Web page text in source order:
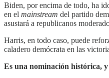
Biden, por encima de todo, ha
en el mainstream del partido
asustará a republicanos
Harris, en todo caso, puede
caladero demócrata en las
Es una nominación histórica,